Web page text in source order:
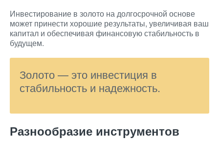
Инвестирование в золото на долгосрочной основе
может принести хорошие результаты, увеличивая ваш
капитал и обеспечивая финансовую стабильность в
будущем.
Золото — это инвестиция в
стабильность и надежность.
Разнообразие инструментов